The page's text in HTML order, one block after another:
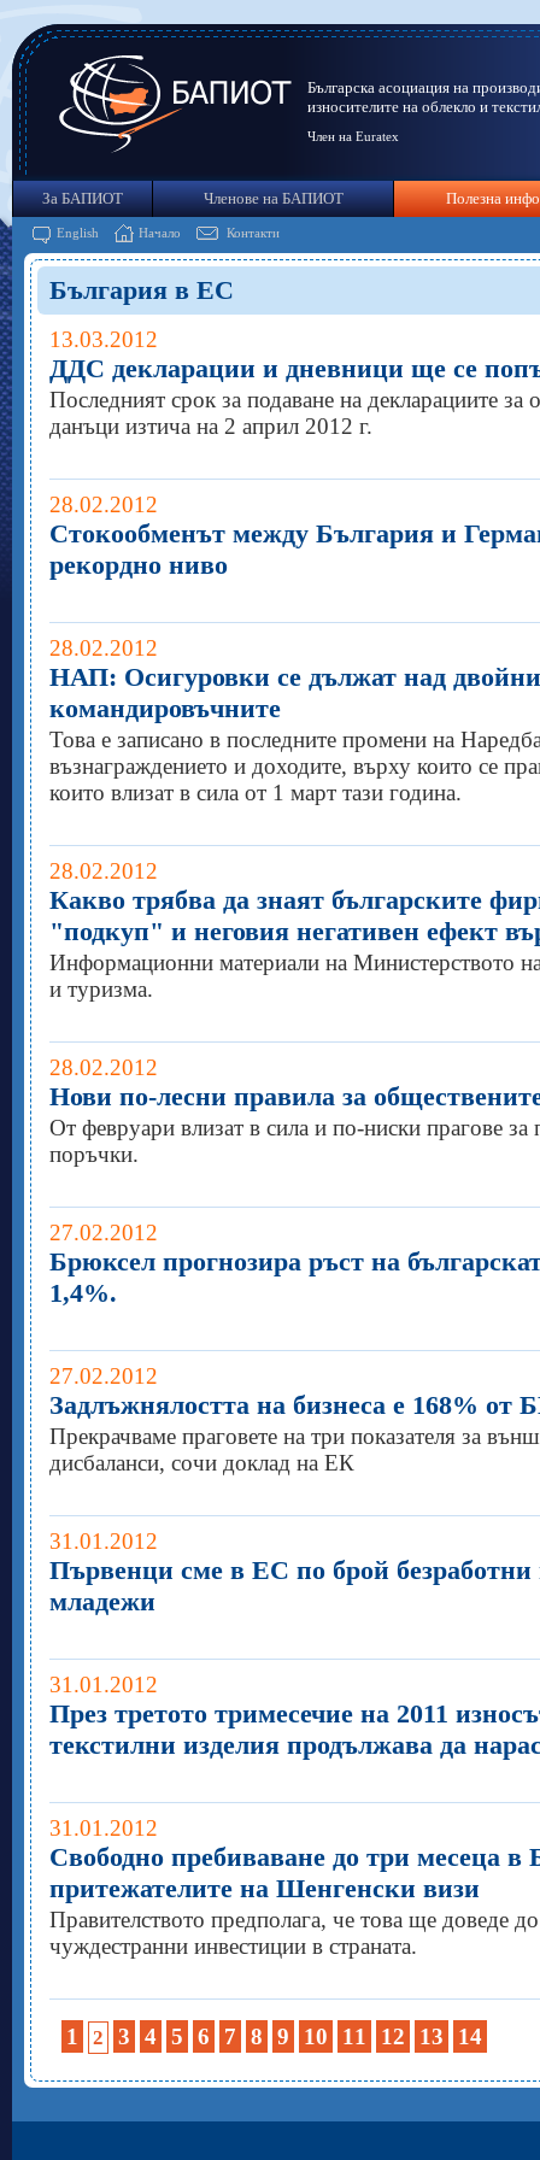
Българска асоциация на
износителите на облекло и
Член на Euratex
За БАПИОТ Членове на БАПИОТ Полезна
English Начало Контакти
България в ЕС
13.03.2012
ДДС декларации и дневници ще се
Последният срок за подаване на декларациите за
данъци изтича на 2 април 2012 г.
28.02.2012
Стокообменът между България и
рекордно ниво
28.02.2012
НАП: Осигуровки се дължат над
командировъчните
Това е записано в последните промени на
възнаграждението и доходите, върху които се
които влизат в сила от 1 март тази година.
28.02.2012
Какво трябва да знаят българските
"подкуп" и неговия негативен ефект
Информационни материали на Министерството на
и туризма.
28.02.2012
Нови по-лесни правила за
От февруари влизат в сила и по-ниски прагове
поръчки.
27.02.2012
Брюксел прогнозира ръст на
1,4%.
27.02.2012
Задлъжнялостта на бизнеса е 168% от
Прекрачваме праговете на три показателя за
дисбаланси, сочи доклад на ЕК
31.01.2012
Първенци сме в ЕС по брой безработни
младежи
31.01.2012
През третото тримесечие на 2011
текстилни изделия продължава да
31.01.2012
Свободно пребиваване до три месеца в
притежателите на Шенгенски визи
Правителството предполага, че това ще доведе
чуждестранни инвестиции в страната.
1 2 3 4 5 6 7 8 9 10 11 12 13 14